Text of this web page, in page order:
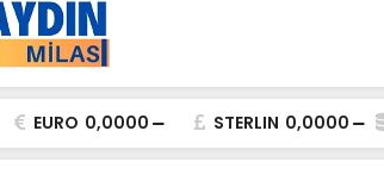
EURO 0,0000 STERLIN 0,0000